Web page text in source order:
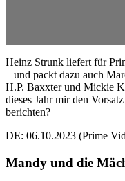
Heinz Strunk liefert für
– und packt dazu auch
H.P. Baxxter und Mickie
dieses Jahr mir den
berichten?
DE: 06.10.2023 (Prime
Mandy und die